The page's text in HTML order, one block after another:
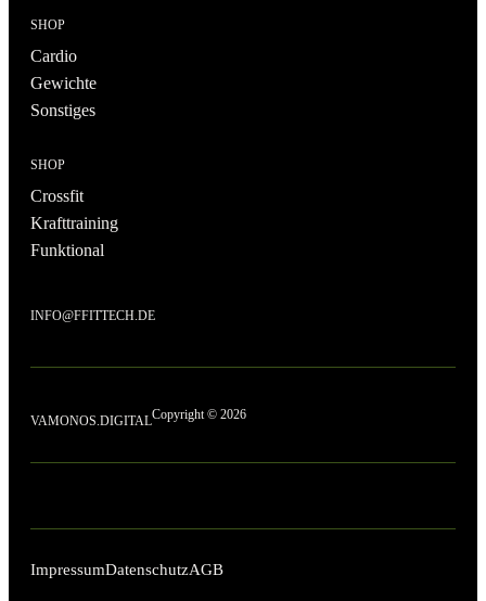
SHOP
Cardio
Gewichte
Sonstiges
SHOP
Crossfit
Krafttraining
Funktional
INFO@FFITTECH.DE
VAMONOS.DIGITALCopyright © 2026
ImpressumDatenschutzAGB